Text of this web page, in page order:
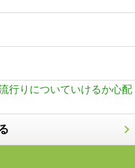
りについていけるか心配